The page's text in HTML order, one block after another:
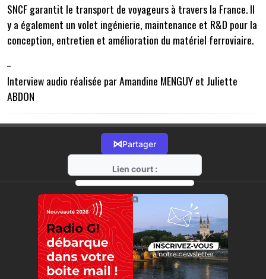
SNCF garantit le transport de voyageurs à travers la France. Il
y a également un volet ingénierie, maintenance et R&D pour la
conception, entretien et amélioration du matériel ferroviaire.
Interview audio réalisée par Amandine MENGUY et Juliette
ABDON
⋈Partager
Lien court :
https://radio-g.fr?10600
⧉